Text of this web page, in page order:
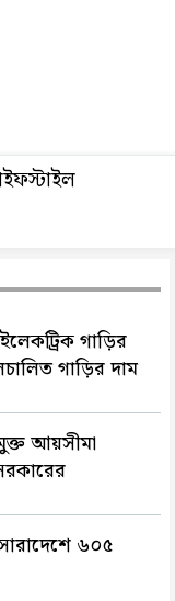
গাড়ির
গাড়ির দাম
আয়সীমা
৬০৫